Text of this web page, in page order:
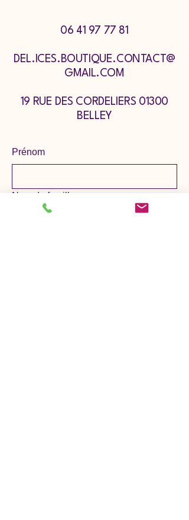
06 41 97 77 81
DEL.ICES.BOUTIQUE.CONTACT@
GMAIL.COM
19 RUE DES CORDELIERS 01300
BELLEY
Prénom
Nom de famille